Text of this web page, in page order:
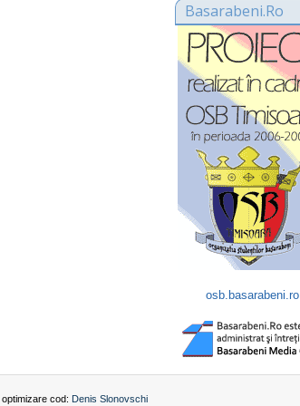
Basarabeni.Ro
osb.basarabeni.ro
, optimizare cod: Denis Slonovschi